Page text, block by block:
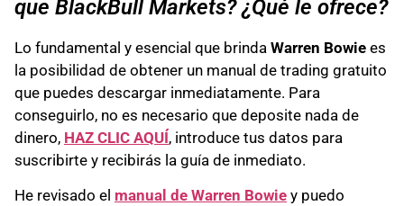
que BlackBull Markets? ¿Qué le ofrece?
Lo fundamental y esencial que brinda Warren Bowie es
la posibilidad de obtener un manual de trading gratuito
que puedes descargar inmediatamente. Para
conseguirlo, no es necesario que deposite nada de
dinero, HAZ CLIC AQUÍ, introduce tus datos para
suscribirte y recibirás la guía de inmediato.
He revisado el manual de Warren Bowie y puedo